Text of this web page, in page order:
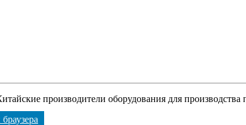
производители оборудования для